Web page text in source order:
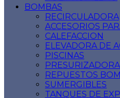
BOMBAS
RECIRCULADORA
ACCESORIOS
CALEFACCION
ELEVADORA DE
PISCINAS
REPUESTOS
SUMERGIBLES
TANQUES DE